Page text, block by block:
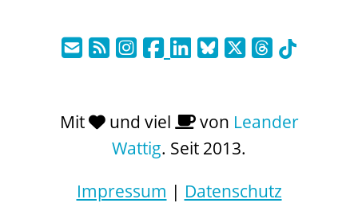
Mit und viel von Leander
Wattig. Seit 2013.
Impressum | Datenschutz